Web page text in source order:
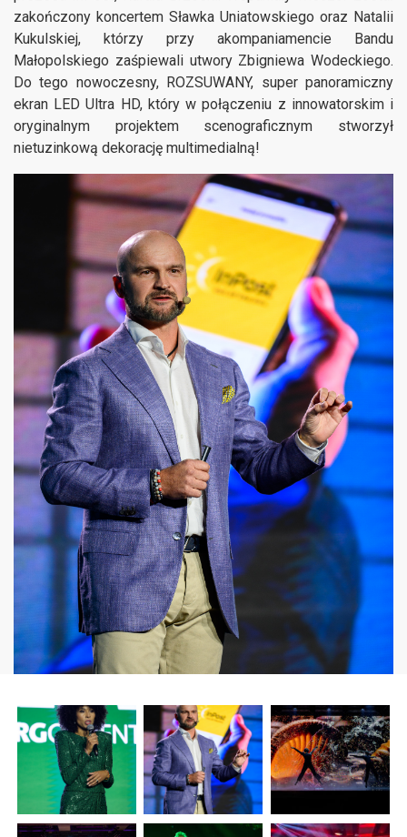
zakończony koncertem Sławka Uniatowskiego oraz Natalii
Kukulskiej, którzy przy akompaniamencie Bandu
Małopolskiego zaśpiewali utwory Zbigniewa Wodeckiego.
Do tego nowoczesny, ROZSUWANY, super panoramiczny
ekran LED Ultra HD, który w połączeniu z innowatorskim i
oryginalnym projektem scenograficznym stworzył
nietuzinkową dekorację multimedialną!